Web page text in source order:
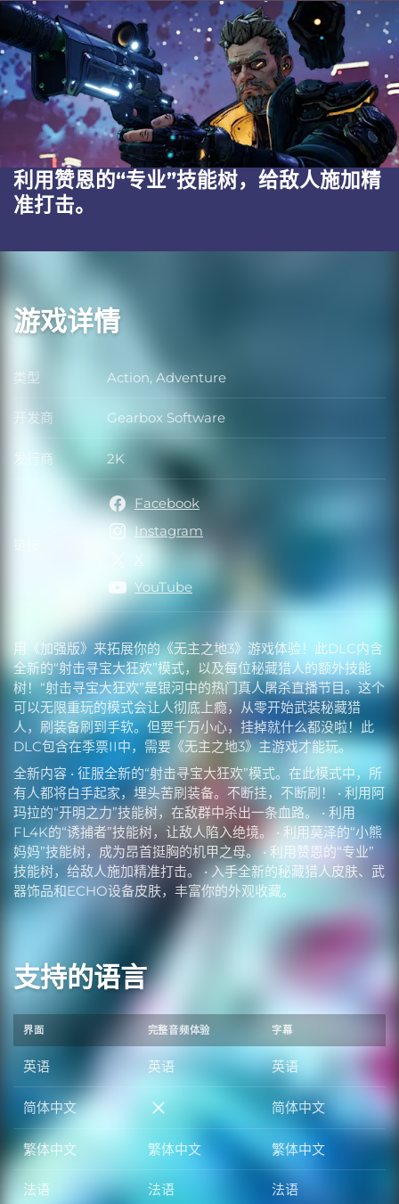
利用赞恩的“专业”技能树，给敌人施加精
准打击。
游戏详情
用《加强版》来拓展你的《无主之地3》游戏体验！此DLC内含
全新的“射击寻宝大狂欢”模式，以及每位秘藏猎人的额外技能
树！“射击寻宝大狂欢”是银河中的热门真人屠杀直播节目。这个
可以无限重玩的模式会让人彻底上瘾，从零开始武装秘藏猎
人，刷装备刷到手软。但要千万小心，挂掉就什么都没啦！此
DLC包含在季票II中，需要《无主之地3》主游戏才能玩。
全新内容 • 征服全新的“射击寻宝大狂欢”模式。在此模式中，所
有人都将白手起家，埋头苦刷装备。不断挂，不断刷！ • 利用阿
玛拉的“开明之力”技能树，在敌群中杀出一条血路。 • 利用
FL4K的“诱捕者”技能树，让敌人陷入绝境。 • 利用莫泽的“小熊
妈妈”技能树，成为昂首挺胸的机甲之母。 • 利用赞恩的“专业”
技能树，给敌人施加精准打击。 • 入手全新的秘藏猎人皮肤、武
器饰品和ECHO设备皮肤，丰富你的外观收藏。
类型 类型
Action, Adventure
开发商 开发商
Gearbox Software
发行商 发行商
2K
Facebook
Instagram
X
YouTube
支持的语言
界面 完整音频体验 字幕
英语 英语 英语
简体中文 简体中文 简体中文
繁体中文 繁体中文 繁体中文
法语 法语 法语